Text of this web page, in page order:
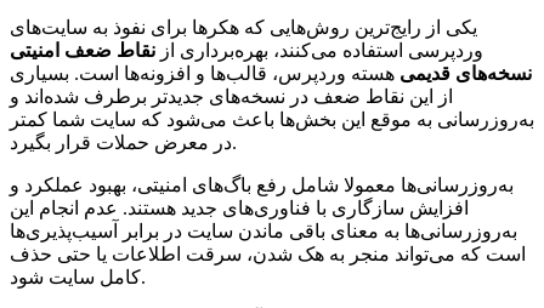
یکی از رایج‌ترین روش‌هایی که هکرها برای نفوذ به سایت‌های
وردپرسی استفاده می‌کنند، بهره‌برداری از نقاط ضعف امنیتی
نسخه‌های قدیمی هسته وردپرس، قالب‌ها و افزونه‌ها است. بسیاری
از این نقاط ضعف در نسخه‌های جدیدتر برطرف شده‌اند و
به‌روزرسانی به موقع این بخش‌ها باعث می‌شود که سایت شما کمتر
در معرض حملات قرار بگیرد.
به‌روزرسانی‌ها معمولا شامل رفع باگ‌های امنیتی، بهبود عملکرد و
افزایش سازگاری با فناوری‌های جدید هستند. عدم انجام این
به‌روزرسانی‌ها به معنای باقی ماندن سایت در برابر آسیب‌پذیری‌ها
است که می‌تواند منجر به هک شدن، سرقت اطلاعات یا حتی حذف
کامل سایت شود.